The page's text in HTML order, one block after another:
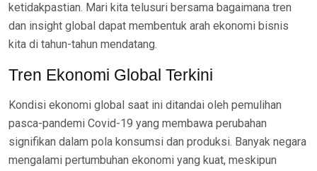
ketidakpastian. Mari kita telusuri bersama bagaimana tren
dan insight global dapat membentuk arah ekonomi bisnis
kita di tahun-tahun mendatang.
Tren Ekonomi Global Terkini
Kondisi ekonomi global saat ini ditandai oleh pemulihan
pasca-pandemi Covid-19 yang membawa perubahan
signifikan dalam pola konsumsi dan produksi. Banyak negara
mengalami pertumbuhan ekonomi yang kuat, meskipun